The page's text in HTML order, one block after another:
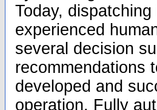
Today,
experienced
several decision
recommendations
developed and
operation. Fully